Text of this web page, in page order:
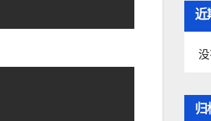
近
没
归